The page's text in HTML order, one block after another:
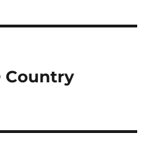
Country